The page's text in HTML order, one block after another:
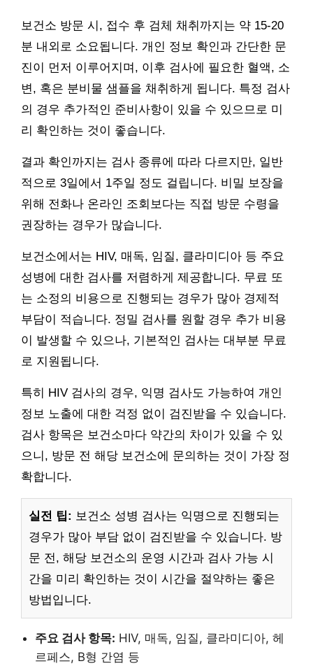
보건소 방문 시, 접수 후 검체 채취까지는 약 15-20
분 내외로 소요됩니다. 개인 정보 확인과 간단한 문
진이 먼저 이루어지며, 이후 검사에 필요한 혈액, 소
변, 혹은 분비물 샘플을 채취하게 됩니다. 특정 검사
의 경우 추가적인 준비사항이 있을 수 있으므로 미
리 확인하는 것이 좋습니다.
결과 확인까지는 검사 종류에 따라 다르지만, 일반
적으로 3일에서 1주일 정도 걸립니다. 비밀 보장을
위해 전화나 온라인 조회보다는 직접 방문 수령을
권장하는 경우가 많습니다.
보건소에서는 HIV, 매독, 임질, 클라미디아 등 주요
성병에 대한 검사를 저렴하게 제공합니다. 무료 또
는 소정의 비용으로 진행되는 경우가 많아 경제적
부담이 적습니다. 정밀 검사를 원할 경우 추가 비용
이 발생할 수 있으나, 기본적인 검사는 대부분 무료
로 지원됩니다.
특히 HIV 검사의 경우, 익명 검사도 가능하여 개인
정보 노출에 대한 걱정 없이 검진받을 수 있습니다.
검사 항목은 보건소마다 약간의 차이가 있을 수 있
으니, 방문 전 해당 보건소에 문의하는 것이 가장 정
확합니다.
실전 팁: 보건소 성병 검사는 익명으로 진행되는
경우가 많아 부담 없이 검진받을 수 있습니다. 방
문 전, 해당 보건소의 운영 시간과 검사 가능 시
간을 미리 확인하는 것이 시간을 절약하는 좋은
방법입니다.
주요 검사 항목: HIV, 매독, 임질, 클라미디아, 헤
르페스, B형 간염 등